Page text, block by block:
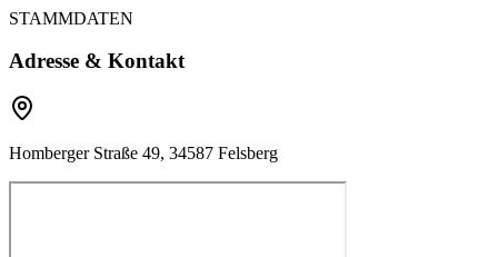
STAMMDATEN
Adresse & Kontakt
Homberger Straße 49, 34587 Felsberg